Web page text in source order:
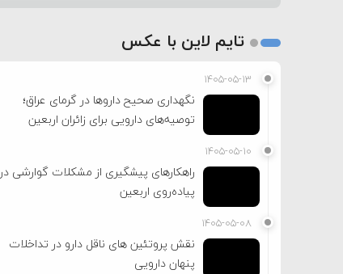
تایم لاین با عکس
۱۴۰۵-۰۵-۱۳
نگهداری صحیح داروها در گرمای عراق؛
توصیه‌های دارویی برای زائران اربعین
۱۴۰۵-۰۵-۱۰
راهکارهای پیشگیری از مشکلات گوارشی در
پیاده‌روی اربعین
۱۴۰۵-۰۵-۰۸
نقش پروتئین های ناقل دارو در تداخلات
پنهان دارویی